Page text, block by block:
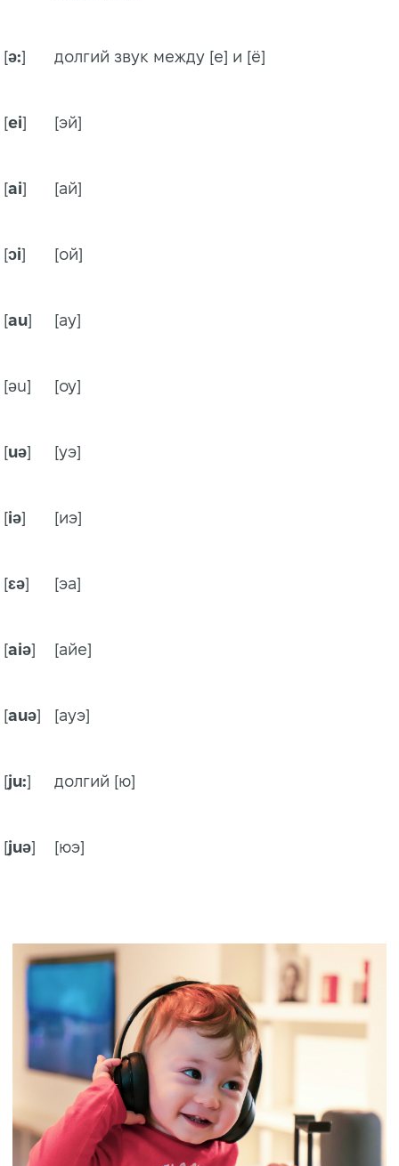
[ə:] долгий звук между [е] и [ё]
[ei] [эй]
[ai] [ай]
[ɔi] [ой]
[au] [ау]
[əu] [оу]
[uə] [уэ]
[iə] [иэ]
[ɛə] [эа]
[aiə] [айе]
[auə] [ауэ]
[ju:] долгий [ю]
[juə] [юэ]